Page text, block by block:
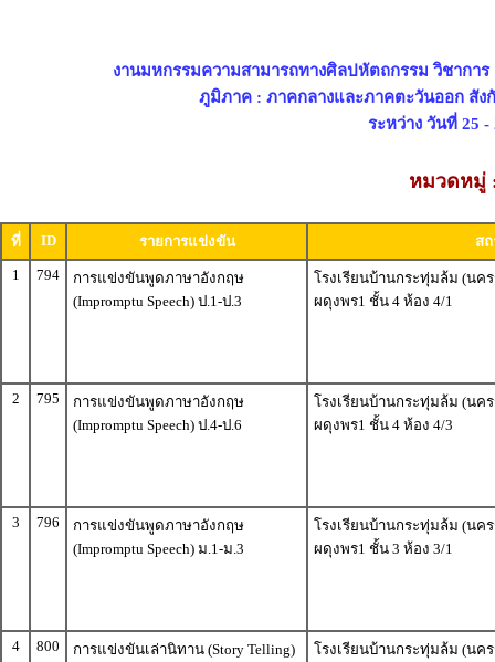
งานมหกรรมความสามารถทางศิลปหัตถกรรม วิชากา
ภูมิภาค : ภาคกลางและภาคตะวันออก สั
ระหว่าง วันที่ 25
หมวดหมู่
ที่ ID รายการแข่งขัน
ส
1
794
การแข่งขันพูดภาษาอังกฤษ
(Impromptu Speech) ป.1-ป.3
โรงเรียนบ้านกระทุ่มล้ม (นค
ผดุงพร1 ชั้น 4 ห้อง 4/1
2 795
การแข่งขันพูดภาษาอังกฤษ
(Impromptu Speech) ป.4-ป.6
โรงเรียนบ้านกระทุ่มล้ม (นค
ผดุงพร1 ชั้น 4 ห้อง 4/3
3 796
การแข่งขันพูดภาษาอังกฤษ
(Impromptu Speech) ม.1-ม.3
โรงเรียนบ้านกระทุ่มล้ม (นค
ผดุงพร1 ชั้น 3 ห้อง 3/1
4 800
การแข่งขันเล่านิทาน (Story Telling)
โรงเรียนบ้านกระทุ่มล้ม (นค